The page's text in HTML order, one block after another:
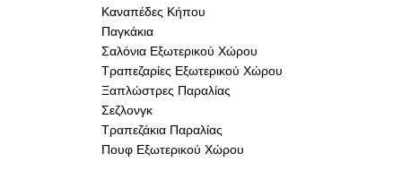
Καναπέδες Κήπου
Παγκάκια
Σαλόνια Εξωτερικού Χώρου
Τραπεζαρίες Εξωτερικού Χώρου
Ξαπλώστρες Παραλίας
Σεζλονγκ
Τραπεζάκια Παραλίας
Πουφ Εξωτερικού Χώρου